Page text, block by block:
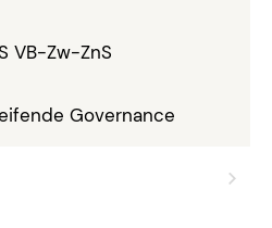
VB-Zw-ZnS
Governance